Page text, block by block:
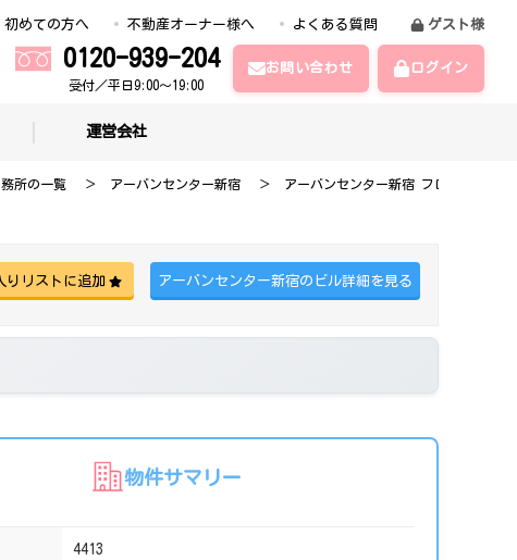
初めての方へ 不動産オーナー様へ よくある質問 ゲスト様
0120-939-204
受付／平日9:00～19:00
お問い合わせ ログイン
運営会社
所の一覧 アーバンセンター新宿 アーバンセンター新宿 フロア詳細
りリストに追加 アーバンセンター新宿のビル詳細を見る
物件サマリー
4413